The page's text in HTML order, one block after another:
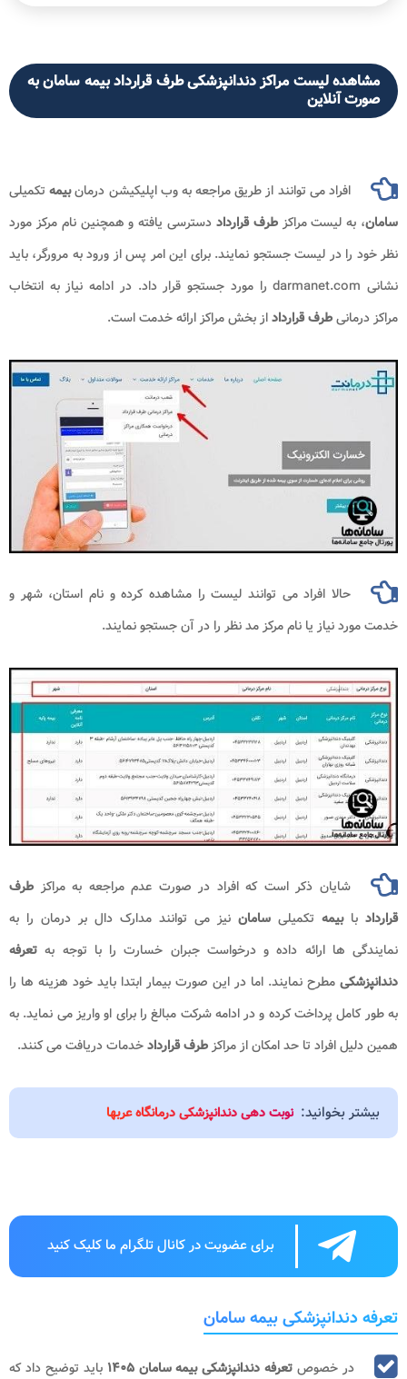
مشاهده لیست مراکز دندانپزشکی طرف قرارداد بیمه سامان به
صورت آنلاین
افراد می توانند از طریق مراجعه به وب اپلیکیشن درمانبیمه تکمیلی
سامان، به لیست مراکزطرف قرارداد دسترسی یافته و همچنین نام مرکز مورد
نظر خود را در لیست جستجو نمایند. برای این امر پس از ورود به مرورگر، باید
نشانی darmanet.com را مورد جستجو قرار داد. در ادامه نیاز به انتخاب
مراکز درمانیطرف قرارداداز بخش مراکز ارائه خدمت است.
حالا افراد می توانند لیست را مشاهده کرده و نام استان، شهر و
خدمت مورد نیاز یا نام مرکز مد نظر را در آن جستجو نمایند.
شایان ذکر است که افراد در صورت عدم مراجعه به مراکز طرف
قرارداد بابیمه تکمیلی سامان نیز می توانند مدارک دال بر درمان را به
نمایندگی ها ارائه داده و درخواست جبران خسارت را با توجه به تعرفه
دندانپزشکی مطرح نمایند. اما در این صورت بیمار ابتدا باید خود هزینه ها را
به طور کامل پرداخت کرده و در ادامه شرکت مبالغ را برای او واریز می نماید. به
همین دلیل افراد تا حد امکان از مراکزطرف قراردادخدمات دریافت می کنند.
بیشتر بخوانید: نوبت دهی دندانپزشکی درمانگاه عربها
برای عضویت در کانال تلگرام ما کلیک کنید
تعرفه دندانپزشکی بیمه سامان
در خصوص تعرفه دندانپزشکی بیمه سامان ۱۴۰۵
باید توضیح داد که